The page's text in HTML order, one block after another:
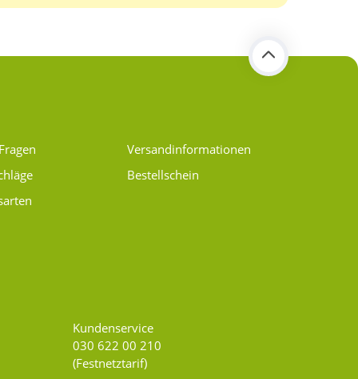
Versand­informationen
Bestellschein
Kundenservice
030 622 00 210
(Festnetztarif)